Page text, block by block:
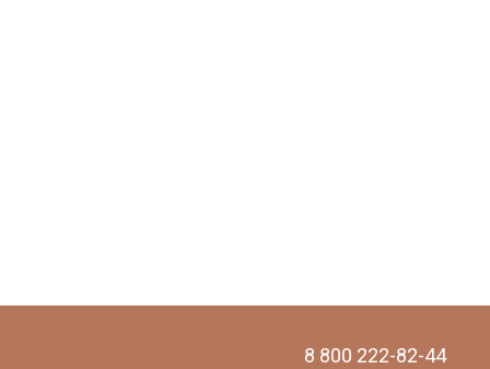
8 800 222-82-44